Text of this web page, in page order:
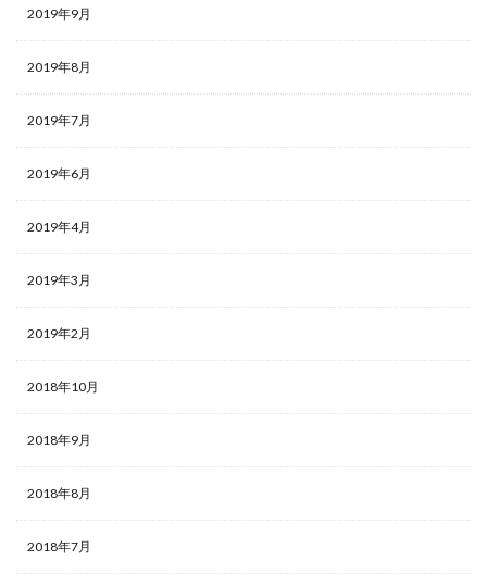
2019年9月
2019年8月
2019年7月
2019年6月
2019年4月
2019年3月
2019年2月
2018年10月
2018年9月
2018年8月
2018年7月